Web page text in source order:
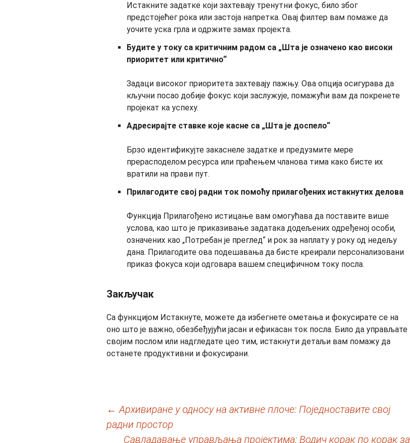
Истакните задатке који захтевају тренутни фокус, било због
предстојећег рока или застоја напретка. Овај филтер вам помаже да
уочите уска грла и одржите замах пројекта.
Будите у току са критичним радом са „Шта је означено као високи
приоритет или критично“
Задаци високог приоритета захтевају пажњу. Ова опција осигурава да
кључни посао добије фокус који заслужује, помажући вам да покренете
пројекат ка успеху.
Адресирајте ставке које касне са „Шта је доспело“
Брзо идентификујте закаснеле задатке и предузмите мере
прерасподелом ресурса или праћењем чланова тима како бисте их
вратили на прави пут.
Прилагодите свој радни ток помоћу прилагођених истакнутих делова
Функција Прилагођено истицање вам омогућава да поставите више
услова, као што је приказивање задатака додељених одређеној особи,
означених као „Потребан је преглед“ и рок за наплату у року од недељу
дана. Прилагодите ова подешавања да бисте креирали персонализовани
приказ фокуса који одговара вашем специфичном току посла.
Закључак
Са функцијом Истакнуте, можете да избегнете ометања и фокусирате се на
оно што је важно, обезбеђујући јасан и ефикасан ток посла. Било да управљате
својим послом или надгледате цео тим, истакнути детаљи вам помажу да
останете продуктивни и фокусирани.
← Архивиране у односу на активне плоче: Поједноставите свој
радни простор
Савладавање управљања пројектима: Водич корак по корак за